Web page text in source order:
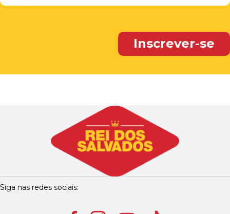
Siga nas redes sociais: